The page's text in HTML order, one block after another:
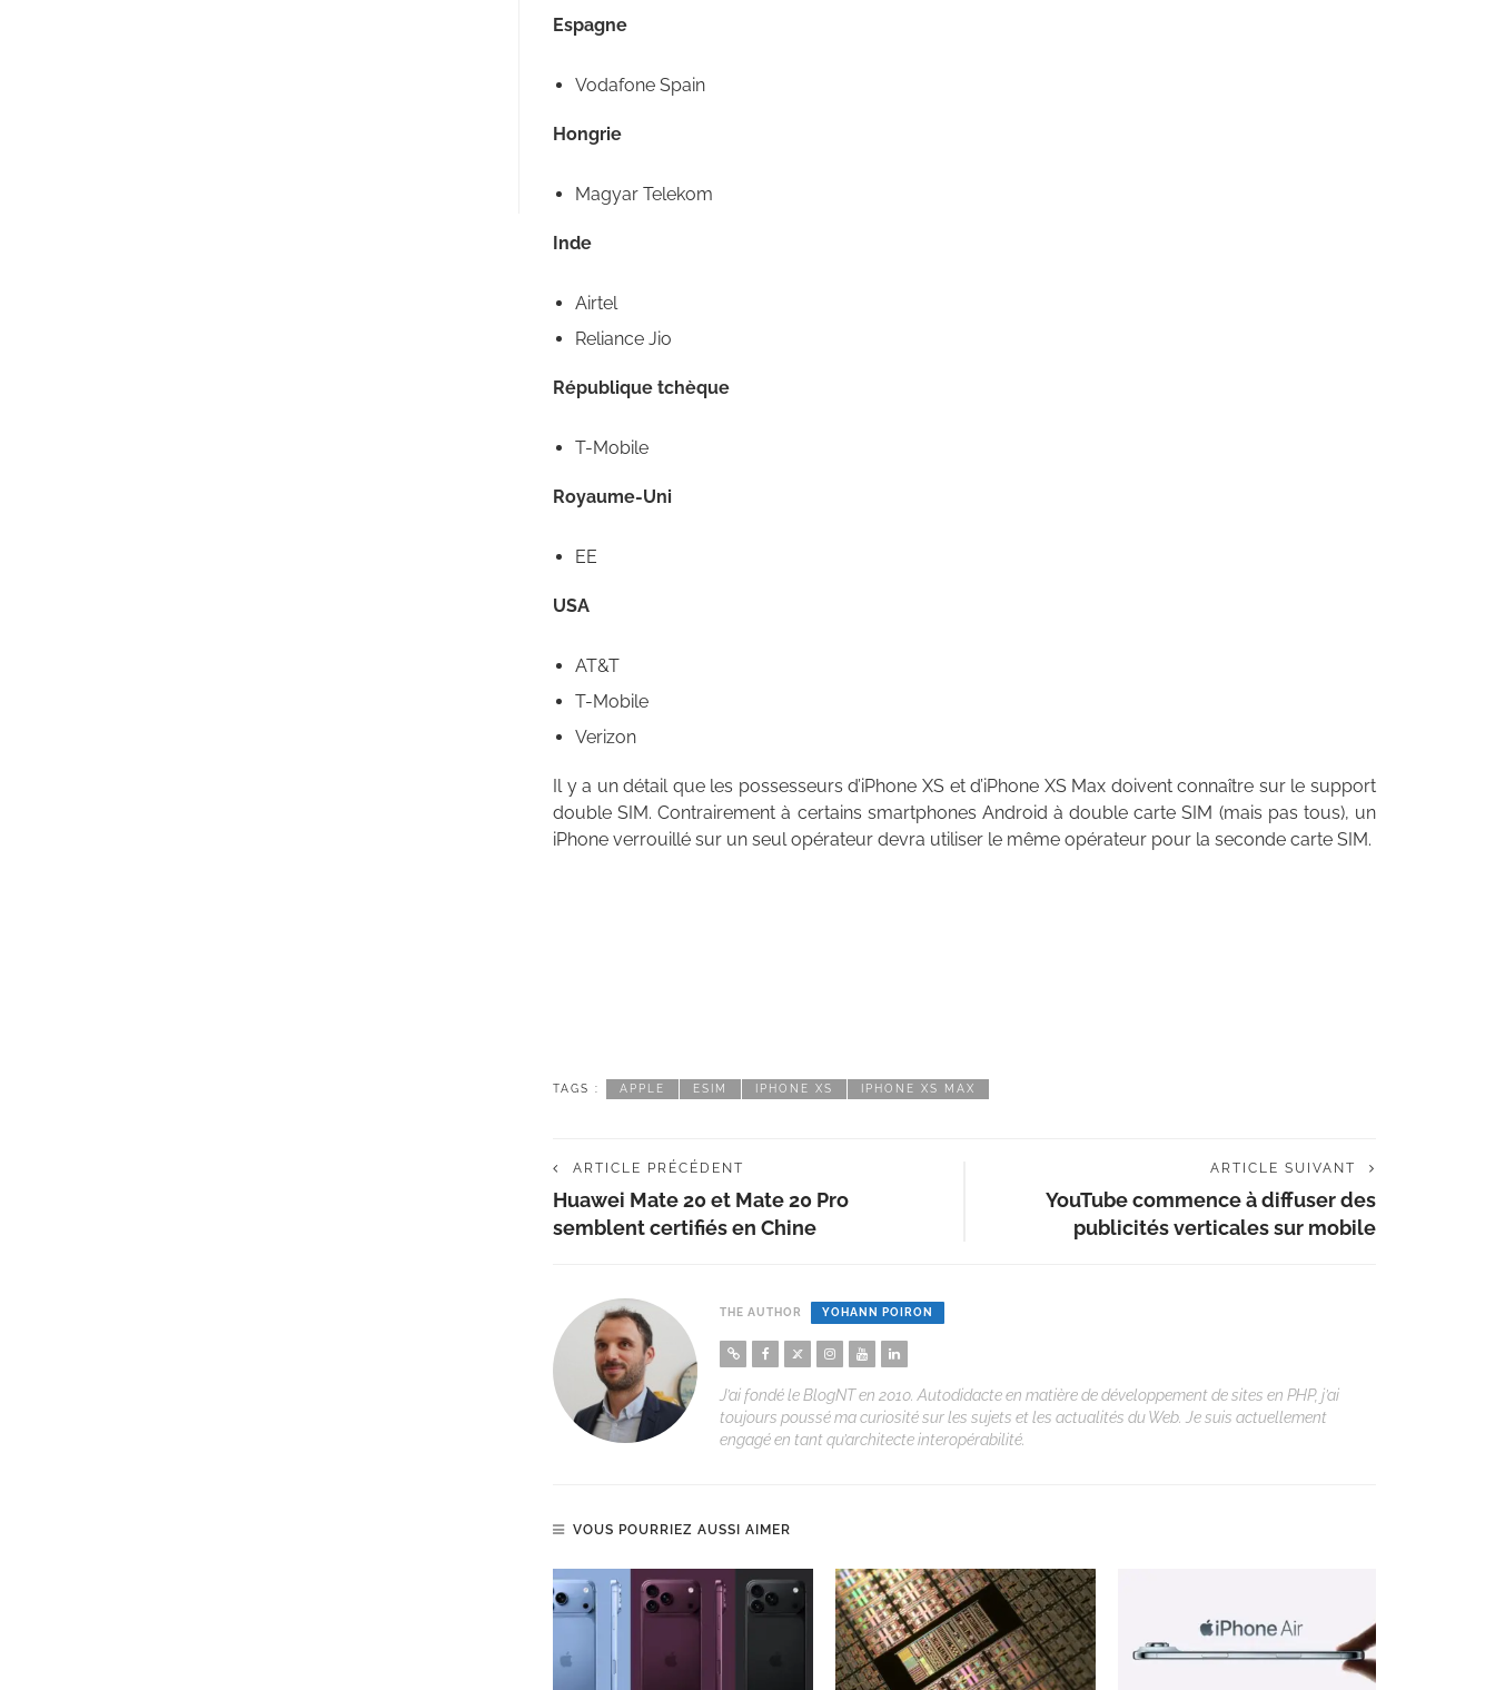
Espagne
Vodafone Spain
Hongrie
Magyar Telekom
Inde
Airtel
Reliance Jio
République tchèque
T-Mobile
Royaume-Uni
EE
USA
AT&T
T-Mobile
Verizon
Il y a un détail que les possesseurs d’iPhone XS et d’iPhone XS Max doivent connaître sur le support
double SIM. Contrairement à certains smartphones Android à double carte SIM (mais pas tous), un
iPhone verrouillé sur un seul opérateur devra utiliser le même opérateur pour la seconde carte SIM.
TAGS : APPLE ESIM IPHONE XS IPHONE XS MAX
ARTICLE PRÉCÉDENT
Huawei Mate 20 et Mate 20 Pro
semblent certifiés en Chine
ARTICLE SUIVANT
YouTube commence à diffuser des
publicités verticales sur mobile
THE AUTHOR YOHANN POIRON
J’ai fondé le BlogNT en 2010. Autodidacte en matière de développement de sites en PHP, j’ai
toujours poussé ma curiosité sur les sujets et les actualités du Web. Je suis actuellement
engagé en tant qu’architecte interopérabilité.
VOUS POURRIEZ AUSSI AIMER